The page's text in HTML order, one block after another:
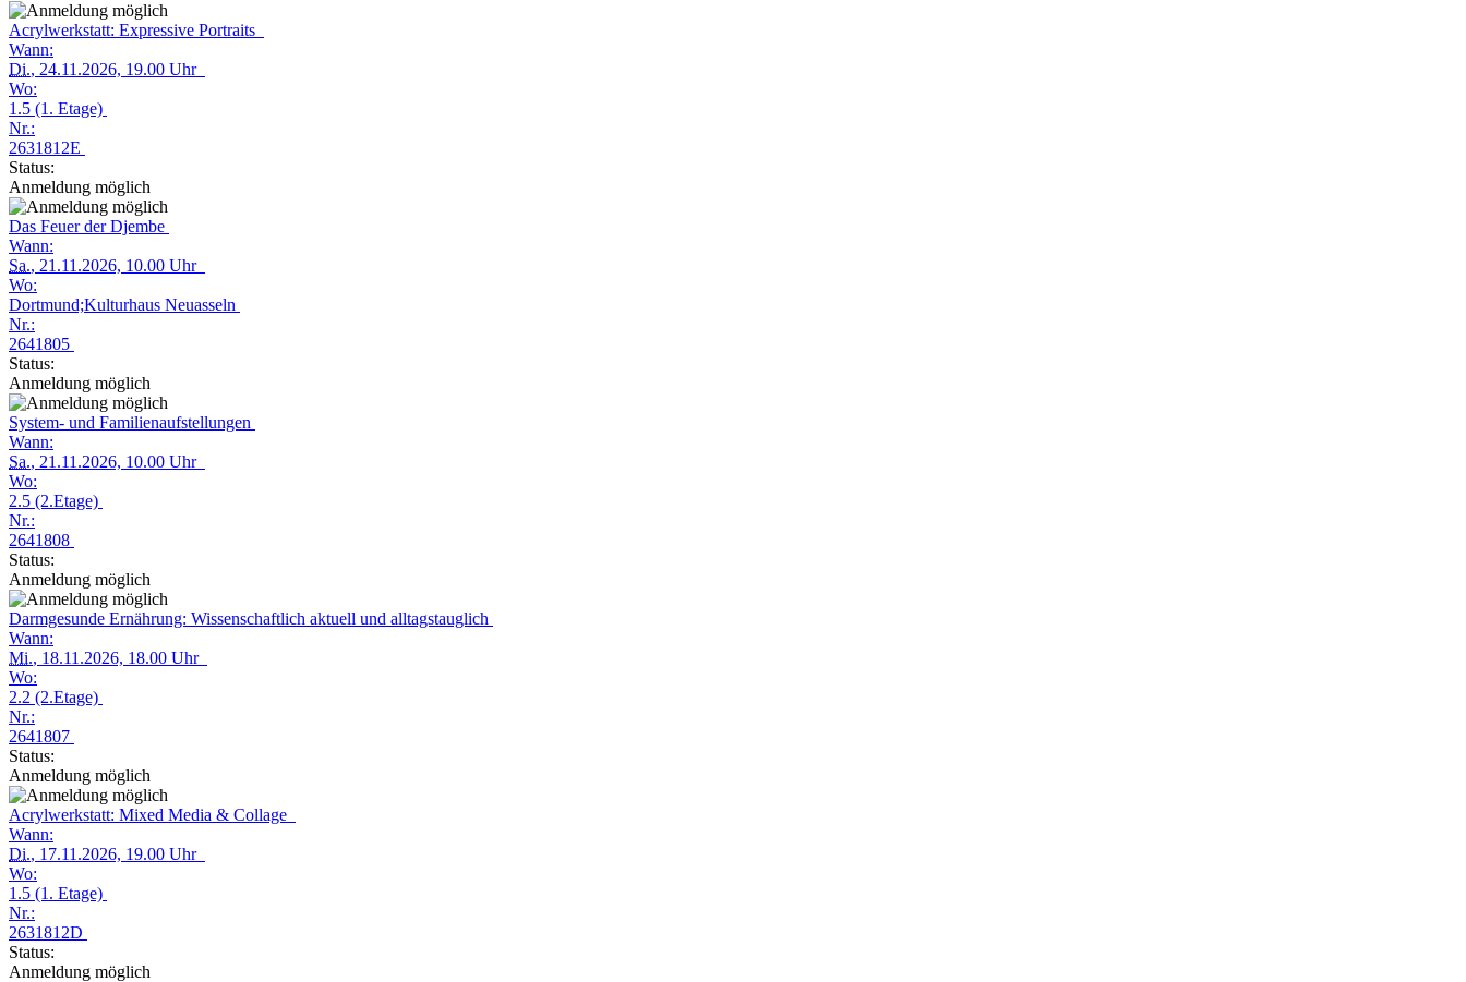
Acrylwerkstatt: Expressive Portraits
Wann:
Di., 24.11.2026, 19.00 Uhr
Wo:
1.5 (1. Etage)
Nr.:
2631812E
Status:
Anmeldung möglich
Das Feuer der Djembe
Wann:
Sa., 21.11.2026, 10.00 Uhr
Wo:
Dortmund;Kulturhaus Neuasseln
Nr.:
2641805
Status:
Anmeldung möglich
System- und Familienaufstellungen
Wann:
Sa., 21.11.2026, 10.00 Uhr
Wo:
2.5 (2.Etage)
Nr.:
2641808
Status:
Anmeldung möglich
Darmgesunde Ernährung: Wissenschaftlich aktuell und alltagstauglich
Wann:
Mi., 18.11.2026, 18.00 Uhr
Wo:
2.2 (2.Etage)
Nr.:
2641807
Status:
Anmeldung möglich
Acrylwerkstatt: Mixed Media & Collage
Wann:
Di., 17.11.2026, 19.00 Uhr
Wo:
1.5 (1. Etage)
Nr.:
2631812D
Status:
Anmeldung möglich